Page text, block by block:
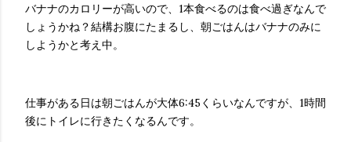
バナナのカロリーが高いので、1本食べるのは食べ過ぎなんで
しょうかね？結構お腹にたまるし、朝ごはんはバナナのみに
しようかと考え中。
仕事がある日は朝ごはんが大体6:45くらいなんですが、1時間
後にトイレに行きたくなるんです。